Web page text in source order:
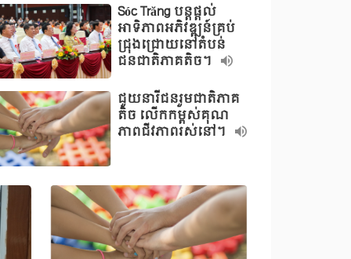
Sóc Trăng បន្តផ្តល់
អាទិភាពអភិវឌ្ឍន៍គ្រប់
ជ្រុងជ្រោយនៅតំបន់
ជនជាតិភាគតិច។
ជួយនារីជនរួមជាតិភាគ
តិច លើកកម្ពស់គុណ
ភាពជីវភាពរស់នៅ។